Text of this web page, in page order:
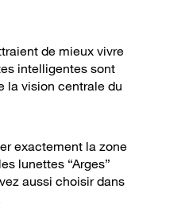
de mieux vivre
intelligentes sont
la vision centrale du
exactement la zone
lunettes “Arges”
aussi choisir dans